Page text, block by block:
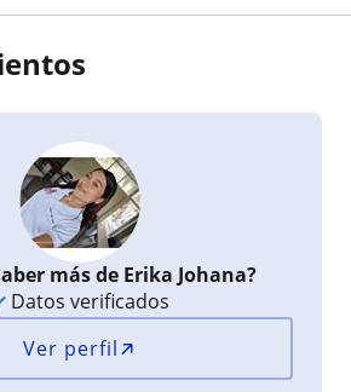
más de Erika Johana?
Datos verificados
Ver perfil